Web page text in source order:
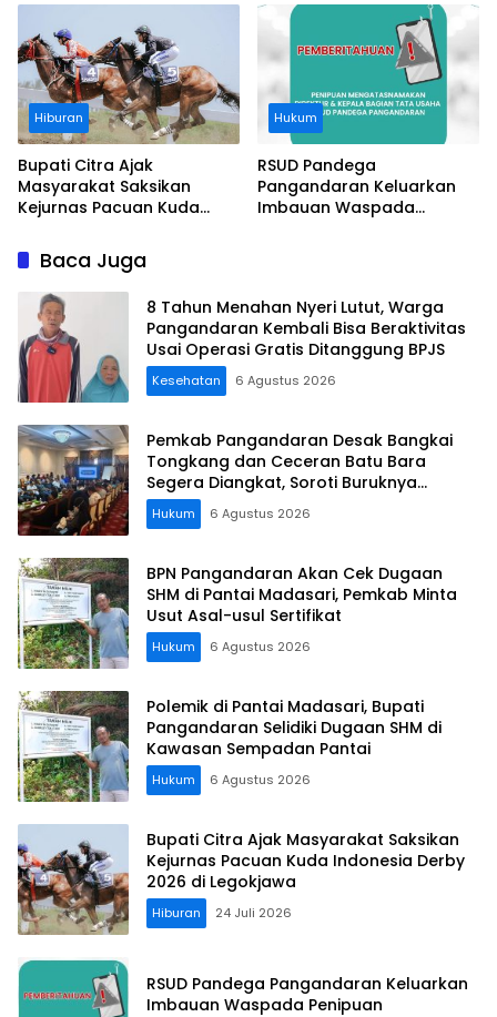
Pantai
Hiburan
Bupati Citra Ajak
Masyarakat Saksikan
Kejurnas Pacuan Kuda
Legokjawa
Hukum
RSUD Pandega
Pangandaran Keluarkan
Imbauan Waspada
Baca Juga
8 Tahun Menahan Nyeri Lutut, Warga
Pangandaran Kembali Bisa Beraktivitas
Usai Operasi Gratis Ditanggung BPJS
Kesehatan 6 Agustus 2026
Pemkab Pangandaran Desak Bangkai
Tongkang dan Ceceran Batu Bara
Segera Diangkat, Soroti Buruknya
Koordinasi Perusahaan
Hukum 6 Agustus 2026
BPN Pangandaran Akan Cek Dugaan
SHM di Pantai Madasari, Pemkab Minta
Usut Asal-usul Sertifikat
Hukum 6 Agustus 2026
Polemik di Pantai Madasari, Bupati
Pangandaran Selidiki Dugaan SHM di
Kawasan Sempadan Pantai
Hukum 6 Agustus 2026
Bupati Citra Ajak Masyarakat Saksikan
Kejurnas Pacuan Kuda Indonesia Derby
2026 di Legokjawa
Hiburan 24 Juli 2026
RSUD Pandega Pangandaran Keluarkan
Imbauan Waspada Penipuan